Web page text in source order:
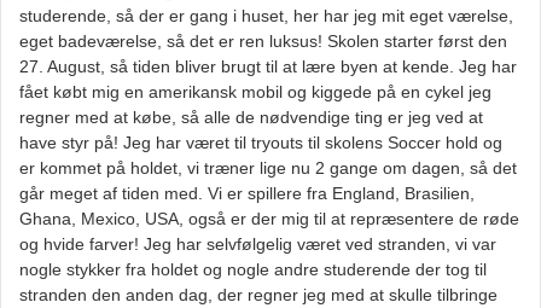
studerende, så der er gang i huset, her har jeg mit eget værelse,
eget badeværelse, så det er ren luksus! Skolen starter først den
27. August, så tiden bliver brugt til at lære byen at kende. Jeg har
fået købt mig en amerikansk mobil og kiggede på en cykel jeg
regner med at købe, så alle de nødvendige ting er jeg ved at
have styr på! Jeg har været til tryouts til skolens Soccer hold og
er kommet på holdet, vi træner lige nu 2 gange om dagen, så det
går meget af tiden med. Vi er spillere fra England, Brasilien,
Ghana, Mexico, USA, også er der mig til at repræsentere de røde
og hvide farver! Jeg har selvfølgelig været ved stranden, vi var
nogle stykker fra holdet og nogle andre studerende der tog til
stranden den anden dag, der regner jeg med at skulle tilbringe